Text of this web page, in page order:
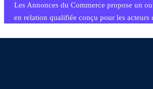
Les Annonces du Commerce propose un
en relation qualifiée conçu pour les acteurs
commercial et les collectivités territoriales,